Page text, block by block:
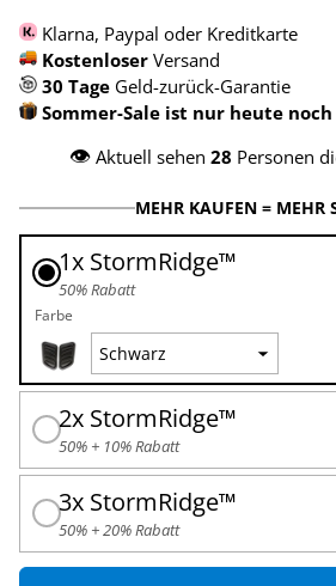
Klarna, Paypal oder Kreditkarte
Kostenloser Versand
30 Tage Geld-zurück-Garantie
Sommer-Sale ist nur heute
👁️ Aktuell sehen 28 Personen
MEHR KAUFEN = MEHR
1x StormRidge™
50% Rabatt
Farbe
2x StormRidge™
50% + 10% Rabatt
3x StormRidge™
50% + 20% Rabatt